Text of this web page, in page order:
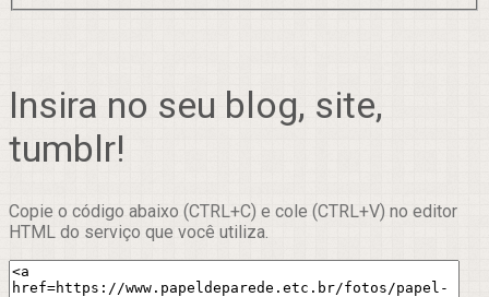
Insira no seu blog, site,
tumblr!
Copie o código abaixo (CTRL+C) e cole (CTRL+V) no editor
HTML do serviço que você utiliza.